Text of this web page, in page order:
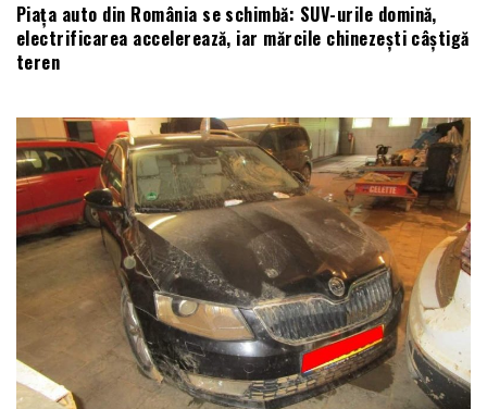
Piața auto din România se schimbă: SUV-urile domină,
electrificarea accelerează, iar mărcile chinezești câștigă
teren